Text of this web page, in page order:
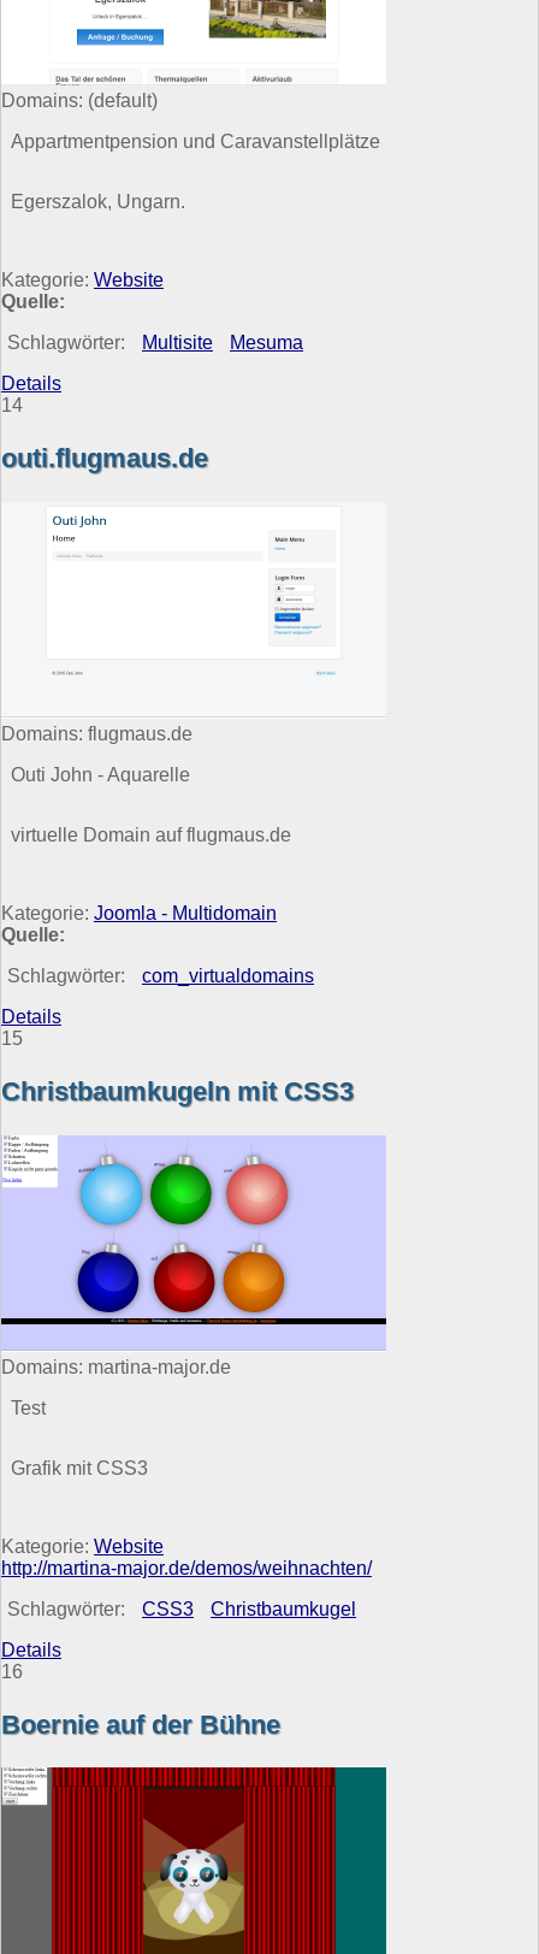
Domains: (default)
Appartmentpension und Caravanstellplätze
Egerszalok, Ungarn.
Kategorie: Website
Quelle:
Schlagwörter:
Multisite
Mesuma
Details
14
outi.flugmaus.de
Domains: flugmaus.de
Outi John - Aquarelle
virtuelle Domain auf flugmaus.de
Kategorie: Joomla - Multidomain
Quelle:
Schlagwörter:
com_virtualdomains
Details
15
Christbaumkugeln mit CSS3
Domains: martina-major.de
Test
Grafik mit CSS3
Kategorie: Website
http://martina-major.de/demos/weihnachten/
Schlagwörter:
CSS3
Christbaumkugel
Details
16
Boernie auf der Bühne